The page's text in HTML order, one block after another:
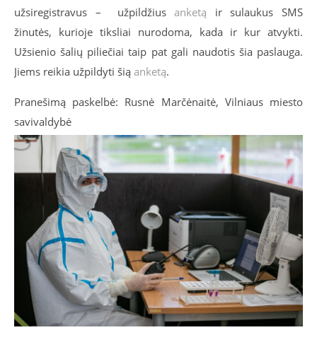
užsiregistravus – užpildžiusanketą ir sulaukus SMS
žinutės, kurioje tiksliai nurodoma, kada ir kur atvykti.
Užsienio šalių piliečiai taip pat gali naudotis šia paslauga.
Jiems reikia užpildyti šią anketą.
Pranešimą paskelbė: Rusnė Marčėnaitė, Vilniaus miesto
savivaldybė